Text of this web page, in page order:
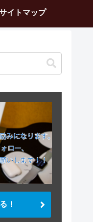
イトマップ
！